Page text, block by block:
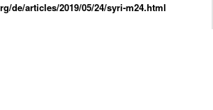
de/articles/2019/05/24/syri-m24.html